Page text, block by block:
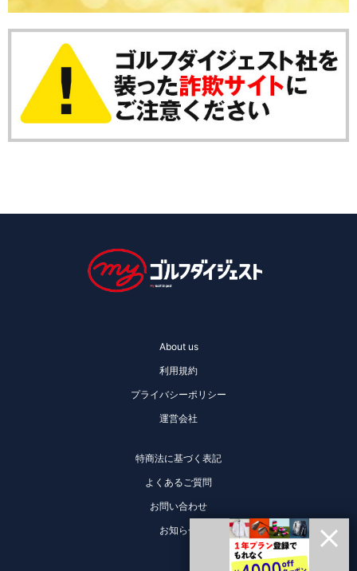
About us
利用規約
プライバシーポリシー
運営会社
特商法に基づく表記
よくあるご質問
お問い合わせ
お知らせ